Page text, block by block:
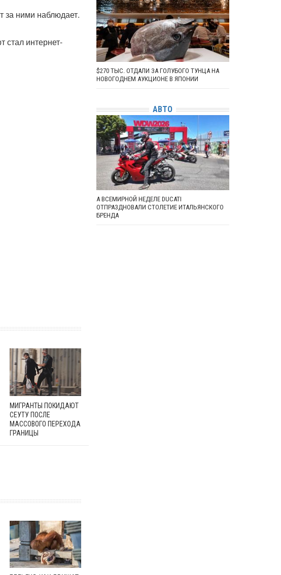
за ними наблюдает.
стал интернет-
МИГРАНТЫ ПОКИДАЮТ
СЕУТУ ПОСЛЕ
МАССОВОГО ПЕРЕХОДА
ГРАНИЦЫ
$270 ТЫС. ОТДАЛИ ЗА ГОЛУБОГО ТУНЦА НА
НОВОГОДНЕМ АУКЦИОНЕ В ЯПОНИИ
АВТО
А ВСЕМИРНОЙ НЕДЕЛЕ DUCATI
ОТПРАЗДНОВАЛИ СТОЛЕТИЕ ИТАЛЬЯНСКОГО
БРЕНДА